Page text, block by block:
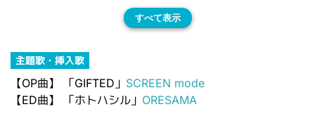
すべて表示
主題歌・挿入歌
【OP曲】 「GIFTED」 SCREEN mode
【ED曲】
「ホトハシル」 ORESAMA